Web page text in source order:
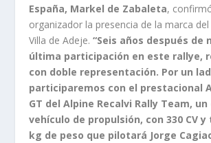
España, Markel de Zabaleta,
organizador la presencia de la marca
Villa de Adeje.“Seis años después de
última participación en este rallye,
con doble representación. Por un
participaremos con el prestacional
GT del Alpine Recalvi Rally Team,
vehículo de propulsión, con 330 CV y
kg de peso que pilotará Jorge